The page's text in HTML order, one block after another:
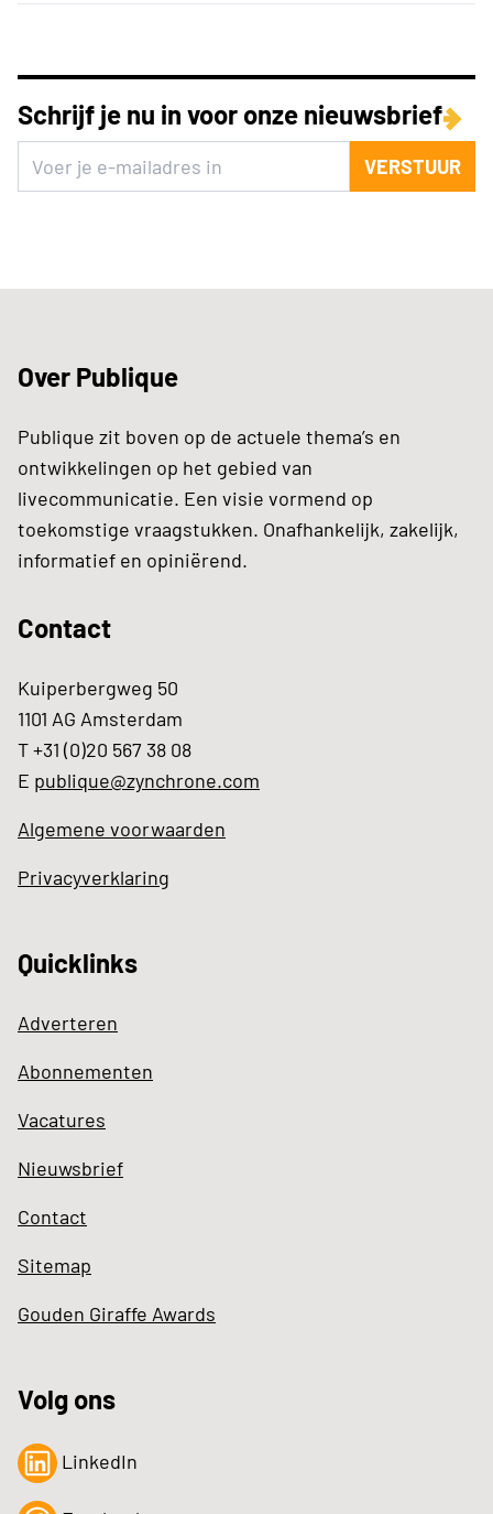
Schrijf je nu in voor onze nieuwsbrief
VERSTUUR
Over Publique
Publique zit boven op de actuele thema’s en
ontwikkelingen op het gebied van
livecommunicatie. Een visie vormend op
toekomstige vraagstukken. Onafhankelijk, zakelijk,
informatief en opiniërend.
Contact
Kuiperbergweg 50
1101 AG Amsterdam
T +31 (0)20 567 38 08
E publique@zynchrone.com
Algemene voorwaarden
Privacyverklaring
Quicklinks
Adverteren
Abonnementen
Vacatures
Nieuwsbrief
Contact
Sitemap
Gouden Giraffe Awards
Volg ons
LinkedIn